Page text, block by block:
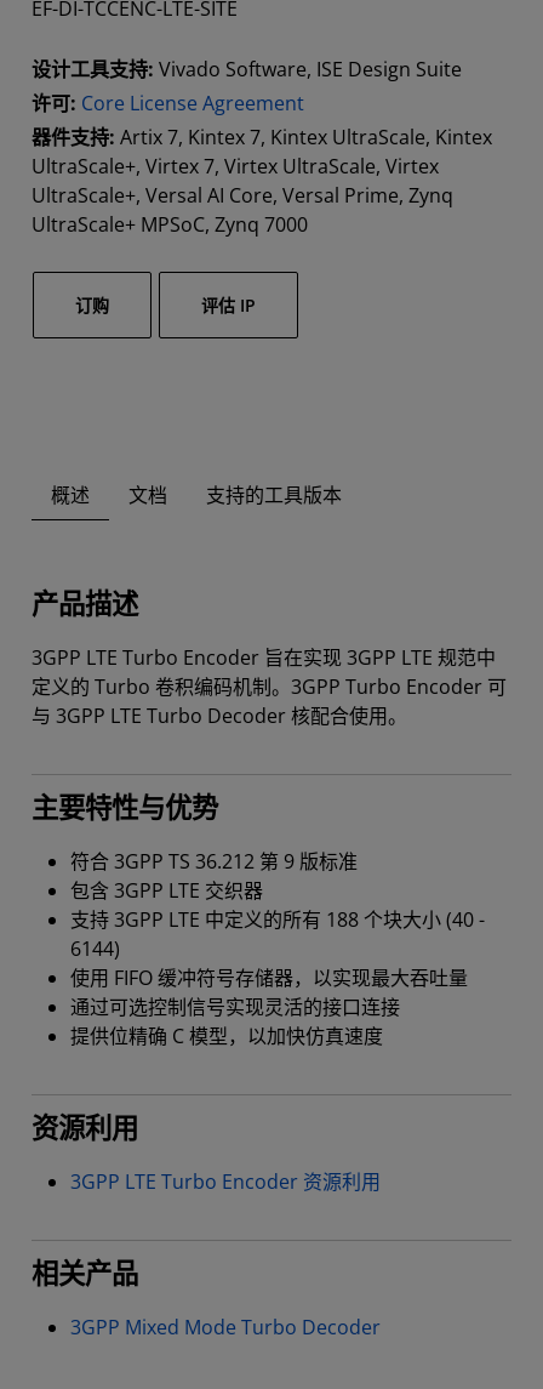
EF-DI-TCCENC-LTE-SITE
设计工具支持: Vivado Software, ISE Design Suite
许可: Core License Agreement
器件支持: Artix 7, Kintex 7, Kintex UltraScale, Kintex
UltraScale+, Virtex 7, Virtex UltraScale, Virtex
UltraScale+, Versal AI Core, Versal Prime, Zynq
UltraScale+ MPSoC, Zynq 7000
订购 评估 IP
概述 文档 支持的工具版本
产品描述
3GPP LTE Turbo Encoder 旨在实现 3GPP LTE 规范中
定义的 Turbo 卷积编码机制。3GPP Turbo Encoder 可
与 3GPP LTE Turbo Decoder 核配合使用。
主要特性与优势
符合 3GPP TS 36.212 第 9 版标准
包含 3GPP LTE 交织器
支持 3GPP LTE 中定义的所有 188 个块大小 (40 -
6144)
使用 FIFO 缓冲符号存储器，以实现最大吞吐量
通过可选控制信号实现灵活的接口连接
提供位精确 C 模型，以加快仿真速度
资源利用
3GPP LTE Turbo Encoder 资源利用
相关产品
3GPP Mixed Mode Turbo Decoder